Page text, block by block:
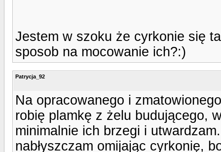
Jestem w szoku że cyrkonie się
sposob na mocowanie ich?:)
Patrycja_92
Na opracowanego i
robię plamkę z żelu budującego,
minimalnie ich brzegi i
nabłyszczam omijając cyrkonię,